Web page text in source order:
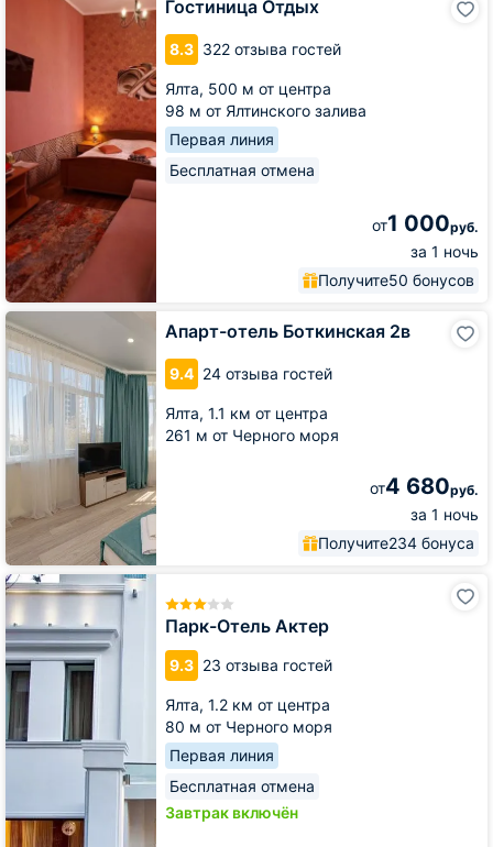
Гостиница Отдых
8.3 322 отзыва гостей
Ялта, 500 м от центра
98 м от Ялтинского залива
Первая линия
Бесплатная отмена
от1 000руб.
за 1 ночь
Получите50 бонусов
Апарт-отель Боткинская 2в
9.4 24 отзыва гостей
Ялта, 1.1 км от центра
261 м от Черного моря
от4 680руб.
за 1 ночь
Получите234 бонуса
Апарт-
отель
Боткинская
2в
Парк-Отель Актер
9.3 23 отзыва гостей
Ялта, 1.2 км от центра
80 м от Черного моря
Первая линия
Бесплатная отмена
Завтрак включён
Парк-
Отель
Актер